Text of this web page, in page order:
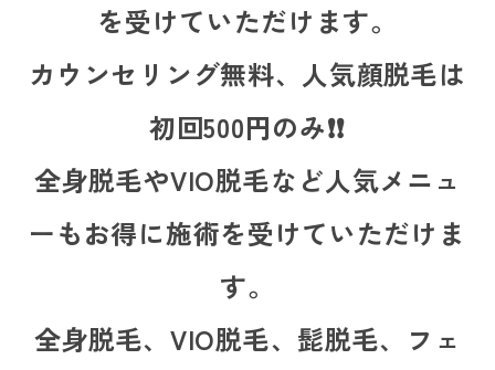
を受けていただけます。
カウンセリング無料、人気顔脱毛は
初回500円のみ❗❗
全身脱毛やVIO脱毛など人気メニュ
ーもお得に施術を受けていただけま
す。
全身脱毛、VIO脱毛、髭脱毛、フェ